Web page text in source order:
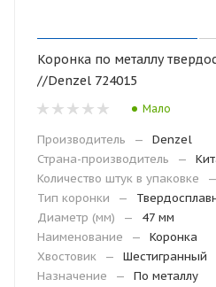
Коронка по металлу
//Denzel 724015
Мало
Производитель —
Denzel
Страна-производитель
—
Количество штук в упаковке
—
Тип коронки
—
Диаметр (мм)
—
47 мм
Наименование
—
Коронка
Хвостовик
—
Шестигранный
Назначение
—
По металлу